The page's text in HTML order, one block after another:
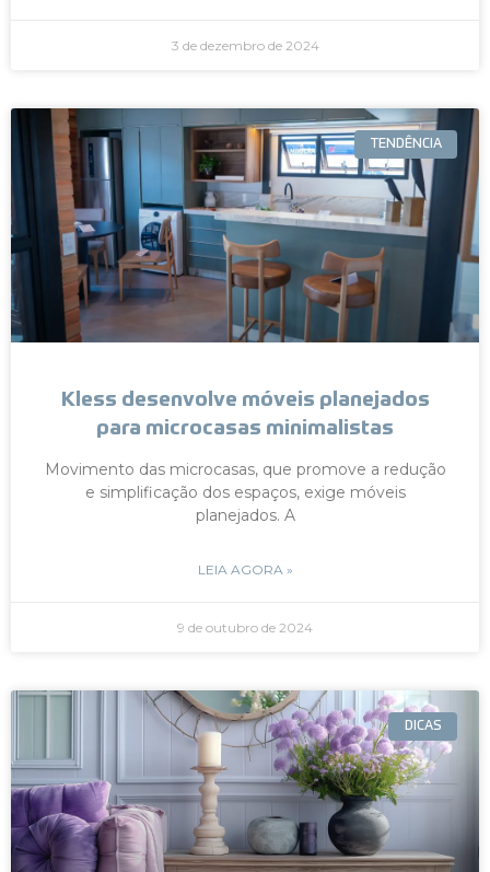
3 de dezembro de 2024
TENDÊNCIA
Kless desenvolve móveis planejados
para microcasas minimalistas
Movimento das microcasas, que promove a redução
e simplificação dos espaços, exige móveis
planejados. A
LEIA AGORA »
9 de outubro de 2024
DICAS